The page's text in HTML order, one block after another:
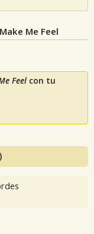
Me Feel
Feel con tu